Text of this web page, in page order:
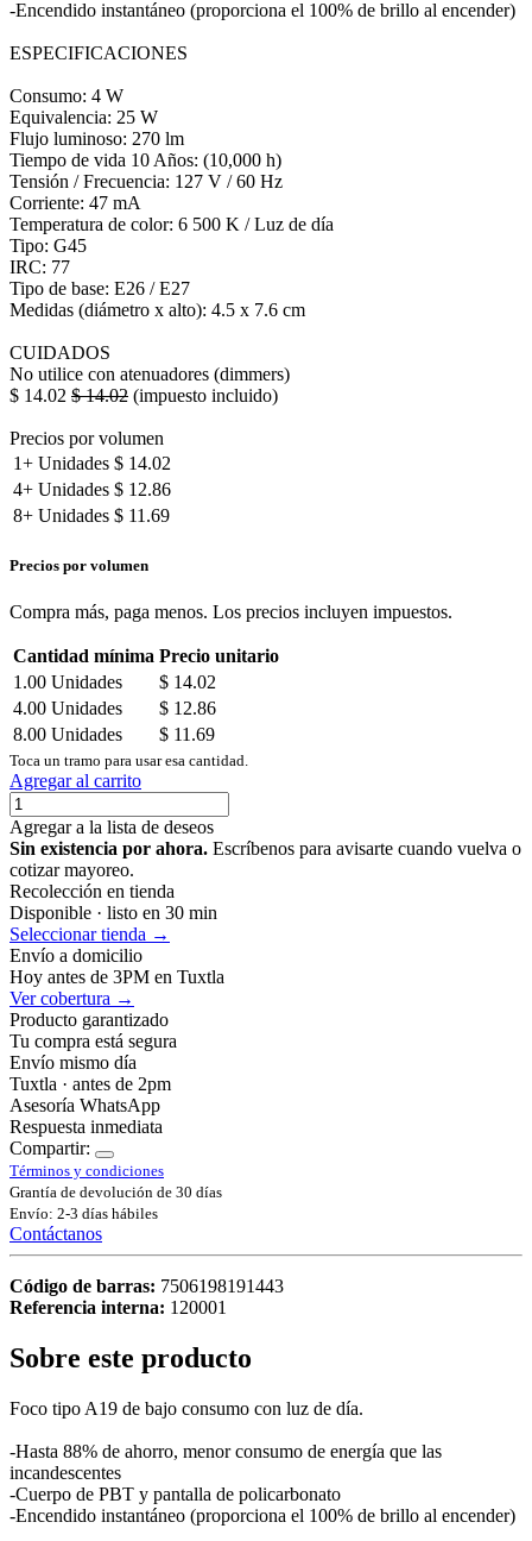
-Encendido instantáneo (proporciona el 100% de brillo al encender)
ESPECIFICACIONES
Consumo: 4 W
Equivalencia: 25 W
Flujo luminoso: 270 lm
Tiempo de vida 10 Años: (10,000 h)
Tensión / Frecuencia: 127 V / 60 Hz
Corriente: 47 mA
Temperatura de color: 6 500 K / Luz de día
Tipo: G45
IRC: 77
Tipo de base: E26 / E27
Medidas (diámetro x alto): 4.5 x 7.6 cm
CUIDADOS
No utilice con atenuadores (dimmers)
$ 14.02 $14.02 (impuesto incluido)
Precios por volumen
1+ Unidades $ 14.02
4+ Unidades $ 12.86
8+ Unidades $ 11.69
Precios por volumen
Compra más, paga menos. Los precios incluyen impuestos.
Cantidad mínima Precio unitario
1.00 Unidades $ 14.02
4.00 Unidades $ 12.86
8.00 Unidades $ 11.69
Toca un tramo para usar esa cantidad.
Agregar al carrito
Agregar a la lista de deseos
Sin existencia por ahora. Escríbenos para avisarte cuando vuelva o
cotizar mayoreo.
Recolección en tienda
Disponible · listo en 30 min
Seleccionar tienda →
Envío a domicilio
Hoy antes de 3PM en Tuxtla
Ver cobertura →
Producto garantizado
Tu compra está segura
Envío mismo día
Tuxtla · antes de 2pm
Asesoría WhatsApp
Respuesta inmediata
Compartir:
Términos y condiciones
Grantía de devolución de 30 días
Envío: 2-3 días hábiles
Contáctanos
Código de barras: 7506198191443
Referencia interna: 120001
Sobre este producto
Foco tipo A19 de bajo consumo con luz de día.
-Hasta 88% de ahorro, menor consumo de energía que las
incandescentes
-Cuerpo de PBT y pantalla de policarbonato
-Encendido instantáneo (proporciona el 100% de brillo al encender)